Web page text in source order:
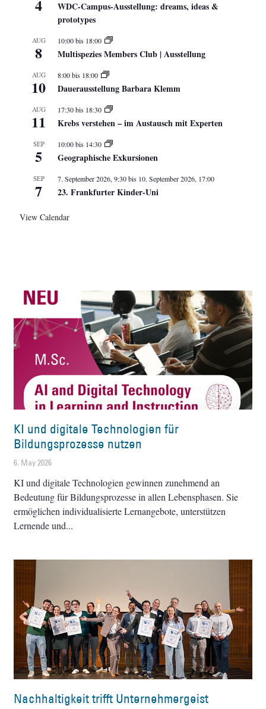
4
WDC-Campus-Ausstellung: dreams, ideas &
prototypes
AUG
8
10:00bis 18:00
Multispezies Members Club | Ausstellung
AUG
10
8:00bis 18:00
Dauerausstellung Barbara Klemm
AUG
11
17:30bis 18:30
Krebs verstehen – im Austausch mit Experten
SEP
5
10:00bis 14:30
Geographische Exkursionen
SEP
7
7. September 2026, 9:30bis 10. September 2026, 17:00
23. Frankfurter Kinder-Uni
View Calendar
KI und digitale Technologien für
Bildungsprozesse nutzen
6. May 2026
KI und digitale Technologien gewinnen zunehmend an
Bedeutung für Bildungsprozesse in allen Lebensphasen. Sie
ermöglichen individualisierte Lernangebote, unterstützen
Lernende und
Nachhaltigkeit trifft Unternehmergeist